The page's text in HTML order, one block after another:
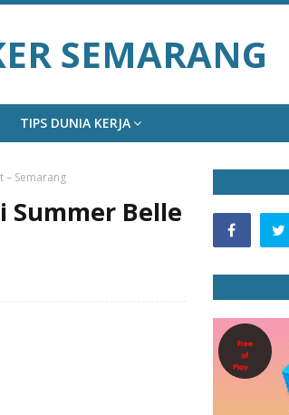
SEMARANG
TIPS DUNIA KERJA
– Semarang
Summer Belle